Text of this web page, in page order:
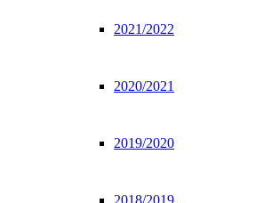
2021/2022
2020/2021
2019/2020
2018/2019